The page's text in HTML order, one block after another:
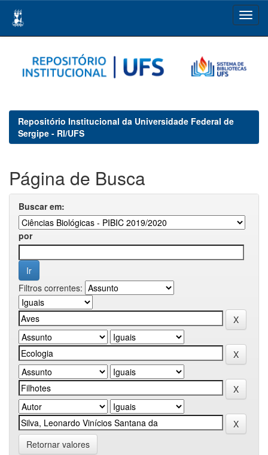
navigation
Repositório Institucional da Universidade Federal de
Sergipe - RI/UFS
Página de Busca
Buscar em:
por
Filtros correntes:
Retornar valores